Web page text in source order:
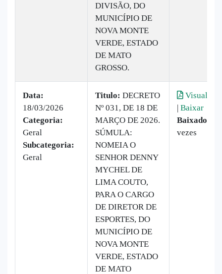
DIVISÃO, DO
MUNICÍPIO DE
NOVA MONTE
VERDE, ESTADO
DE MATO
GROSSO.
Data:
18/03/2026
Categoria:
Geral
Subcategoria:
Geral
Titulo: DECRETO
Nº 031, DE 18 DE
MARÇO DE 2026.
SÚMULA:
NOMEIA O
SENHOR DENNY
MYCHEL DE
LIMA COUTO,
PARA O CARGO
DE DIRETOR DE
ESPORTES, DO
MUNICÍPIO DE
NOVA MONTE
VERDE, ESTADO
DE MATO
Visualizar
| Baixar
Baixado:
vezes